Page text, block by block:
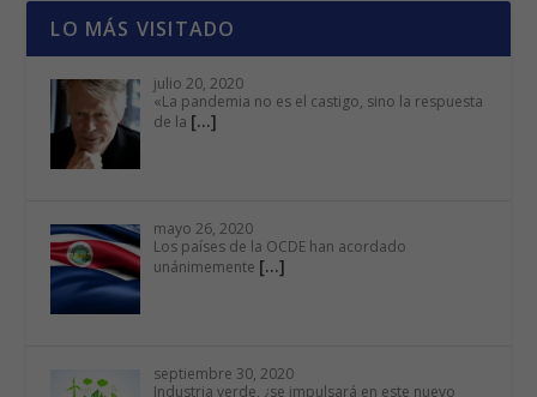
LO MÁS VISITADO
julio 20, 2020
«La pandemia no es el castigo, sino la respuesta
de la […]
mayo 26, 2020
Los países de la OCDE han acordado
unánimemente […]
septiembre 30, 2020
Industria verde, ¿se impulsará en este nuevo